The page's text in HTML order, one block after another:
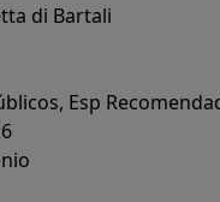
di Bartali
Esp